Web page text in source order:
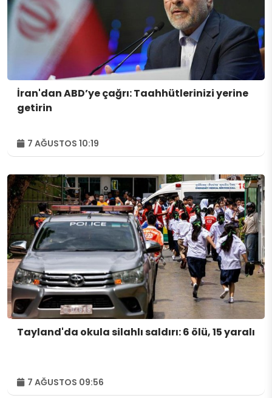
İran'dan ABD’ye çağrı: Taahhütlerinizi yerine
getirin
7 AĞUSTOS 10:19
Tayland'da okula silahlı saldırı: 6 ölü, 15 yaralı
7 AĞUSTOS 09:56